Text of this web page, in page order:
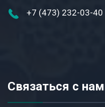
+7 (473) 232-03-40
Связаться с